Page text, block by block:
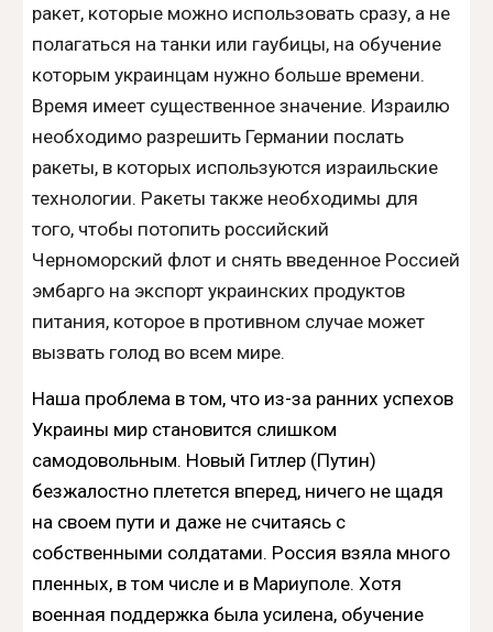
ракет, которые можно использовать сразу, а не
полагаться на танки или гаубицы, на обучение
которым украинцам нужно больше времени.
Время имеет существенное значение. Израилю
необходимо разрешить Германии послать
ракеты, в которых используются израильские
технологии. Ракеты также необходимы для
того, чтобы потопить российский
Черноморский флот и снять введенное Россией
эмбарго на экспорт украинских продуктов
питания, которое в противном случае может
вызвать голод во всем мире.
Наша проблема в том, что из-за ранних успехов
Украины мир становится слишком
самодовольным. Новый Гитлер (Путин)
безжалостно плетется вперед, ничего не щадя
на своем пути и даже не считаясь с
собственными солдатами. Россия взяла много
пленных, в том числе и в Мариуполе. Хотя
военная поддержка была усилена, обучение